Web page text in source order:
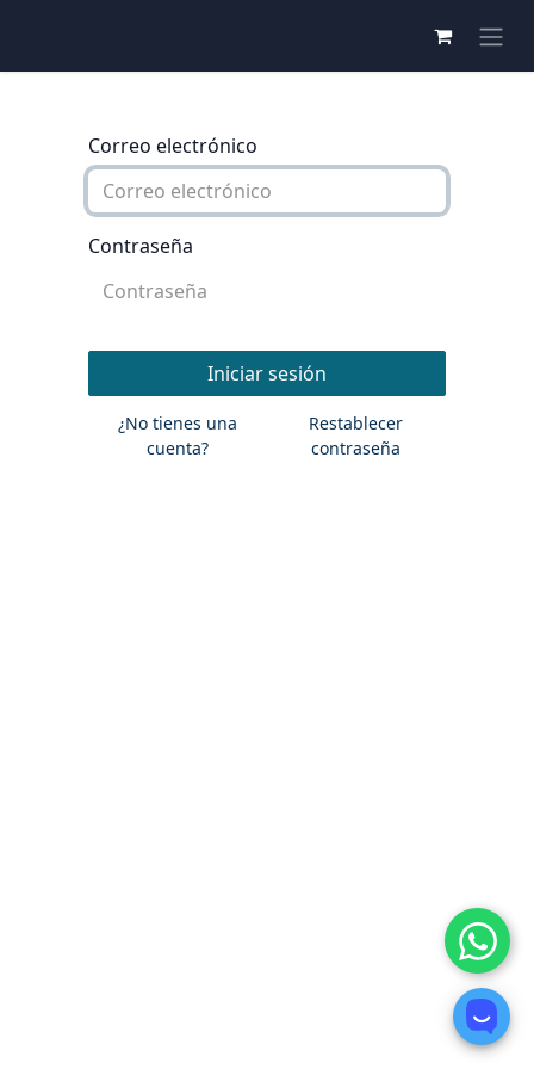
Correo electrónico
Contraseña
Iniciar sesión
¿No tienes una
cuenta?
Restablecer
contraseña